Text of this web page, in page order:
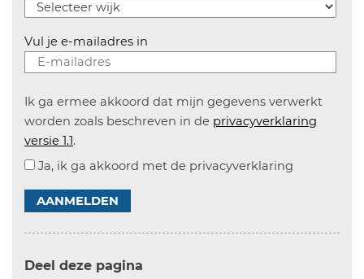
Vul je e-mailadres in
Ik ga ermee akkoord dat mijn gegevens verwerkt
worden zoals beschreven in de privacyverklaring
versie 1.1.
Ja, ik ga akkoord met de privacyverklaring
AANMELDEN
Deel deze pagina